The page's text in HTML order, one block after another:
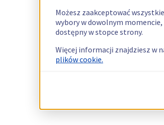
Możesz zaakceptować
wybory w dowolnym
dostępny w stopce strony.
Więcej informacji znajdziesz w
plików cookie.